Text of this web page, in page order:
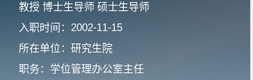
教授 博士生导师 硕士生导师
入职时间：2002-11-15
所在单位：研究生院
职务：学位管理办公室主任